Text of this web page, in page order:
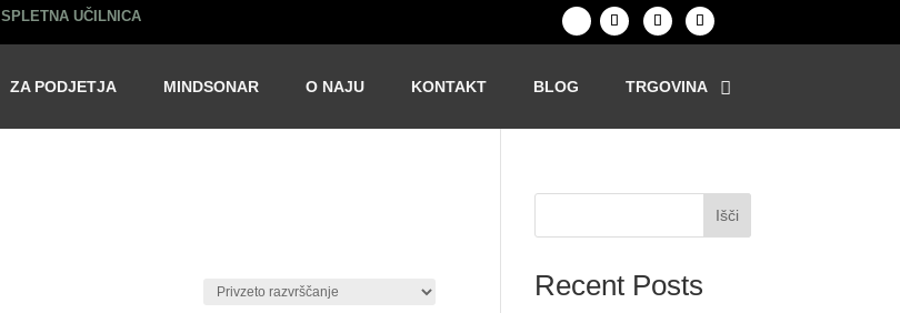
SPLETNA UČILNICA
ZA PODJETJA MINDSONAR O NAJU KONTAKT BLOG TRGOVINA
Išči
Recent Posts